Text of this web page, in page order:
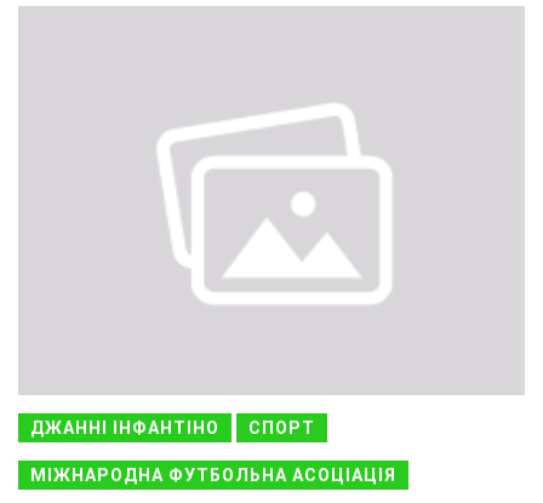
ДЖАННІ ІНФАНТІНО СПОРТ
МІЖНАРОДНА ФУТБОЛЬНА АСОЦІАЦІЯ